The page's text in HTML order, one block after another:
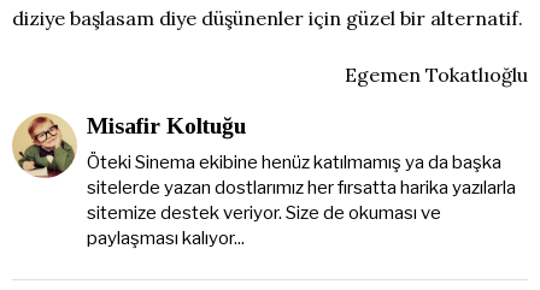
diziye başlasam diye düşünenler için güzel bir alternatif.
Egemen Tokatlıoğlu
Misafir Koltuğu
Öteki Sinema ekibine henüz katılmamış ya da başka
sitelerde yazan dostlarımız her fırsatta harika yazılarla
sitemize destek veriyor. Size de okuması ve
paylaşması kalıyor...